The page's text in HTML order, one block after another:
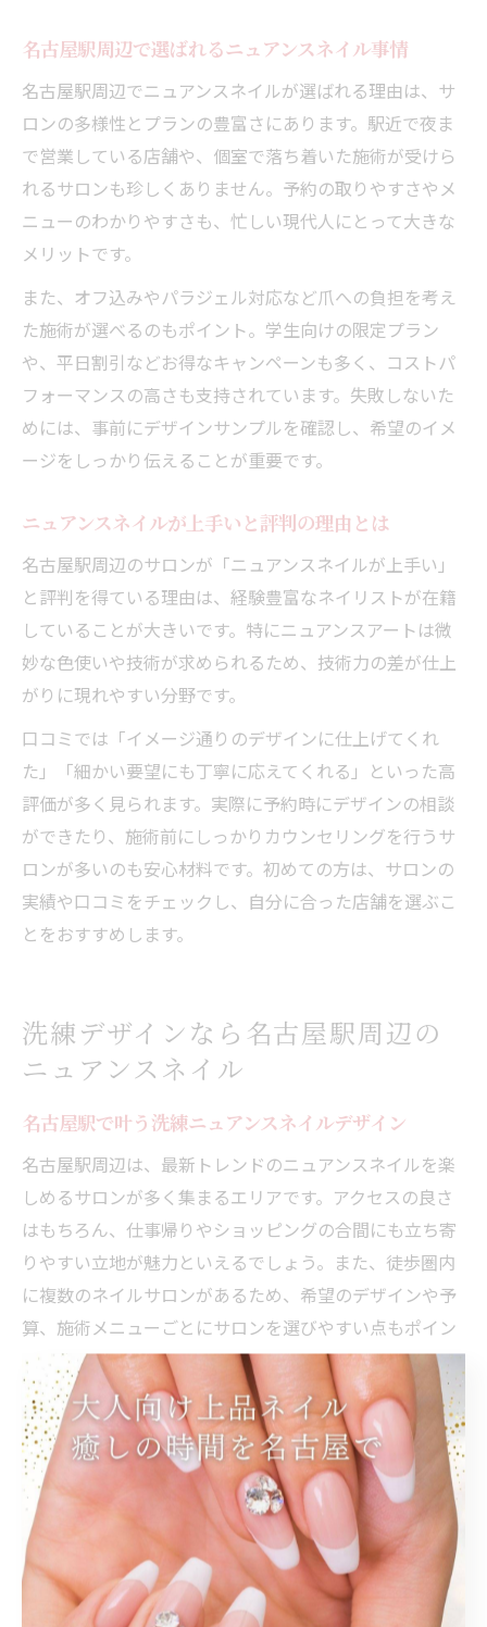
名古屋駅周辺で選ばれるニュアンスネイル事情
名古屋駅周辺でニュアンスネイルが選ばれる理由は、サ
ロンの多様性とプランの豊富さにあります。駅近で夜ま
で営業している店舗や、個室で落ち着いた施術が受けら
れるサロンも珍しくありません。予約の取りやすさやメ
ニューのわかりやすさも、忙しい現代人にとって大きな
メリットです。
また、オフ込みやパラジェル対応など爪への負担を考え
た施術が選べるのもポイント。学生向けの限定プラン
や、平日割引などお得なキャンペーンも多く、コストパ
フォーマンスの高さも支持されています。失敗しないた
めには、事前にデザインサンプルを確認し、希望のイメ
ージをしっかり伝えることが重要です。
ニュアンスネイルが上手いと評判の理由とは
名古屋駅周辺のサロンが「ニュアンスネイルが上手い」
と評判を得ている理由は、経験豊富なネイリストが在籍
していることが大きいです。特にニュアンスアートは微
妙な色使いや技術が求められるため、技術力の差が仕上
がりに現れやすい分野です。
口コミでは「イメージ通りのデザインに仕上げてくれ
た」「細かい要望にも丁寧に応えてくれる」といった高
評価が多く見られます。実際に予約時にデザインの相談
ができたり、施術前にしっかりカウンセリングを行うサ
ロンが多いのも安心材料です。初めての方は、サロンの
実績や口コミをチェックし、自分に合った店舗を選ぶこ
とをおすすめします。
洗練デザインなら名古屋駅周辺の
ニュアンスネイル
名古屋駅で叶う洗練ニュアンスネイルデザイン
名古屋駅周辺は、最新トレンドのニュアンスネイルを楽
しめるサロンが多く集まるエリアです。アクセスの良さ
はもちろん、仕事帰りやショッピングの合間にも立ち寄
りやすい立地が魅力といえるでしょう。また、徒歩圏内
に複数のネイルサロンがあるため、希望のデザインや予
算、施術メニューごとにサロンを選びやすい点もポイン
トです。
ニュアンスネイルは、繊細なカラーグラデーションや独
特の立体感、透明感のある仕上がりが特徴です。例え
ば、パラジェルやジェルネイルなどの技術を用いること
で、爪への負担を抑えつつ上品な質感を実現できます。
名古屋駅エリアのサロンでは、ワンカラーやグラデーシ
ョンなど、シンプルながらも洗練されたデザインが豊富
に用意されています。